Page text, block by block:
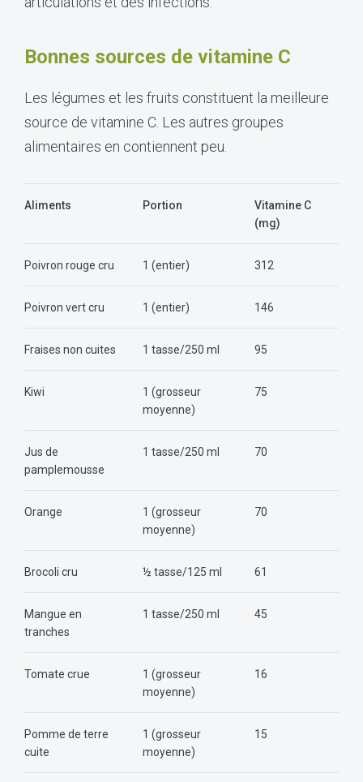
Bonnes sources de vitamine C
Les légumes et les fruits constituent la meilleure
source de vitamine C. Les autres groupes
alimentaires en contiennent peu.
Aliments Portion
Vitamine C
(mg)
Poivron rouge cru 1 (entier) 312
Poivron vert cru 1 (entier) 146
Fraises non cuites 1 tasse/250 ml 95
Kiwi
1 (grosseur
moyenne)
75
Jus de
pamplemousse
1 tasse/250 ml 70
Orange
1 (grosseur
moyenne)
70
Brocoli cru ½ tasse/125 ml 61
Mangue en
tranches
1 tasse/250 ml 45
Tomate crue
1 (grosseur
moyenne)
16
Pomme de terre
cuite
1 (grosseur
moyenne)
15